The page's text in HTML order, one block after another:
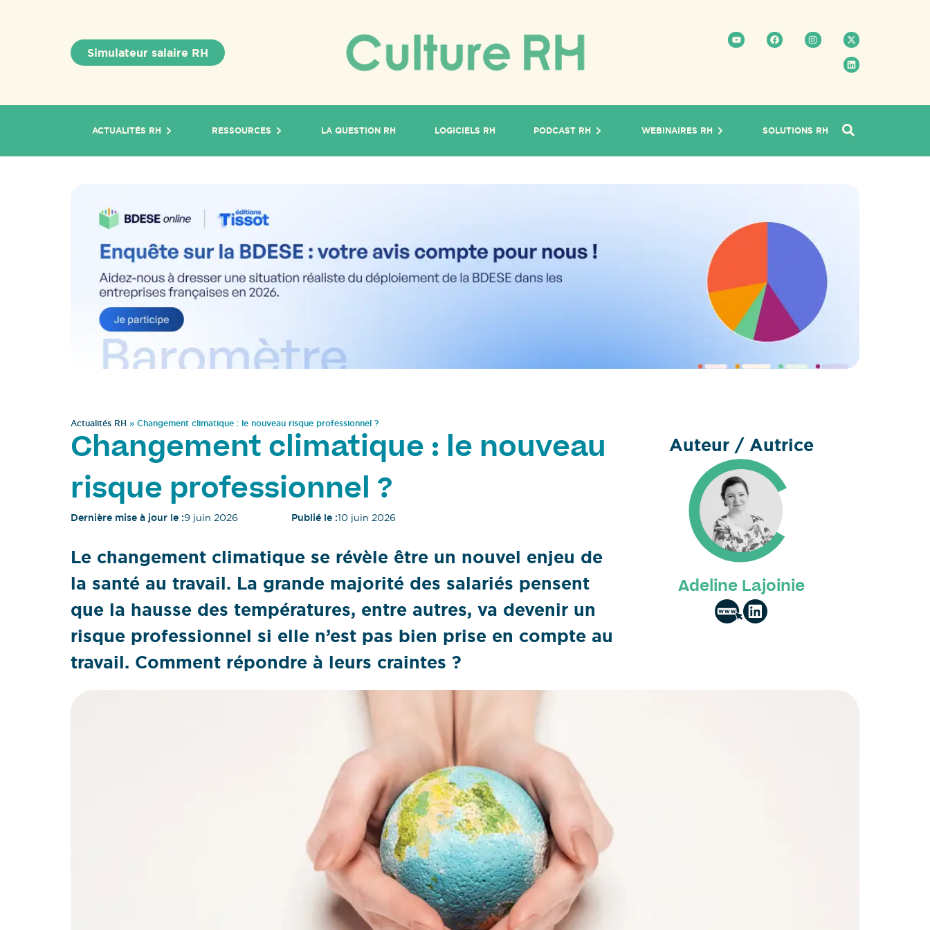
Simulateur salaire RH
ACTUALITÉS RH RESSOURCES LA QUESTION RH LOGICIELS RH PODCAST RH WEBINAIRES RH SOLUTIONS RH
Actualités RH » Changement climatique : le nouveau risque professionnel ?
Changement climatique : le nouveau
risque professionnel ?
Dernière mise à jour le :9 juin 2026 Publié le :10 juin 2026
Le changement climatique se révèle être un nouvel enjeu de
la santé au travail. La grande majorité des salariés pensent
que la hausse des températures, entre autres, va devenir un
risque professionnel si elle n’est pas bien prise en compte au
travail. Comment répondre à leurs craintes ?
Auteur / Autrice
Adeline Lajoinie